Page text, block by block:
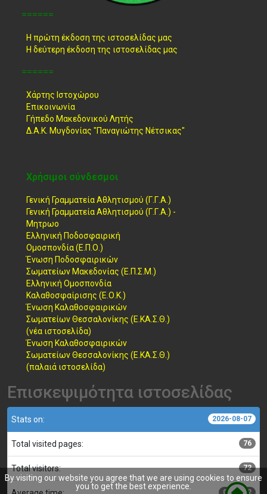
======
Η πρώτη έκδοση της ιστοσελίδας μας
Η δεύτερη έκδοση της ιστοσελίδας μας
======
Χάρτης Ιστοχώρου
Επικοινωνία
Γήπεδο Μακεδονικού Λητής
Δ.Α.Κ. Μυγδονίας "Παναγιώτης Νέτσικας"
Χρήσιμοι σύνδεσμοι
Γενική Γραμματεία Αθλητισμού (Γ.Γ.Α.)
Γενική Γραμματεία Αθλητισμού (Γ.Γ.Α.) -
Μητρωο
Ελληνική Ποδοσφαιρική
Ομοσπονδία (Ε.Π.Ο.)
Ένωση Ποδοσφαιρικών
Σωματείων Μακεδονίας (Ε.Π.Σ.Μ.)
Ελληνική Ομοσπονδία
Καλαθοσφαίρισης (Ε.Ο.Κ.)
Ένωση Καλαθοσφαιρικών
Σωματείων Θεσσαλονίκης (Ε.ΚΑ.Σ.Θ.)
(νέα ιστοσελίδα)
Ένωση Καλαθοσφαιρικών
Σωματείων Θεσσαλονίκης (Ε.ΚΑ.Σ.Θ.)
(παλαιά ιστοσελίδα)
Επισκεψιμότητα ιστοσελίδας
Stats on: 2026-08-07
Total visited pages: 76
Total visitors: 72
00:00:02
By visiting our website you agree that we are using cookies to ensure
you to get the best experience.